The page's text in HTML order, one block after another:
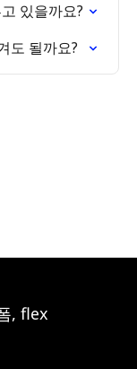
있을까요?
도 될까요?
, flex